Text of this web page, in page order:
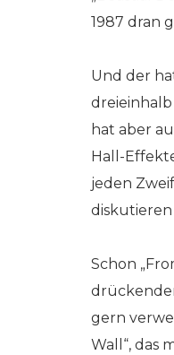
1987 dran
Und der
hat aber
Hall-
jeden
Schon
gern
Wall“, das